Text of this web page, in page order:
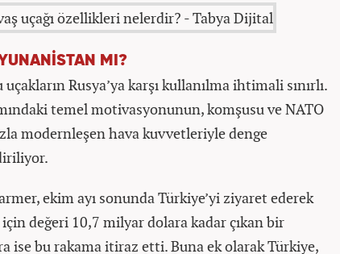
MI?
Rusya’ya karşı kullanılma ihtimali sınırlı.
temel motivasyonunun, komşusu ve NATO
modernleşen hava kuvvetleriyle denge
ekim ayı sonunda Türkiye’yi ziyaret ederek
değeri 10,7 milyar dolara kadar çıkan bir
ise bu rakama itiraz etti. Buna ek olarak Türkiye,